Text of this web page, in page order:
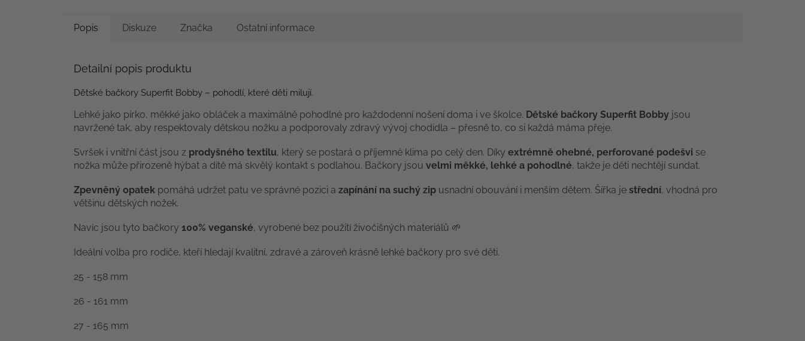
Popis Diskuze Značka Ostatní informace
Detailní popis produktu
Dětské bačkory Superfit Bobby – pohodlí, které děti milují.
Lehké jako pírko, měkké jako obláček a maximálně pohodlné pro každodenní nošení doma i ve školce. Dětské bačkory Superfit Bobby jsou
navržené tak, aby respektovaly dětskou nožku a podporovaly zdravý vývoj chodidla – přesně to, co si každá máma přeje.
Svršek i vnitřní část jsou z prodyšného textilu, který se postará o příjemné klima po celý den. Díky extrémně ohebné, perforované podešvi se
nožka může přirozeně hýbat a dítě má skvělý kontakt s podlahou. Bačkory jsou velmi měkké, lehké a pohodlné, takže je děti nechtějí sundat.
Zpevněný opatek pomáhá udržet patu ve správné pozici a zapínání na suchý zip usnadní obouvání i menším dětem. Šířka je střední, vhodná pro
většinu dětských nožek.
Navíc jsou tyto bačkory 100% veganské, vyrobené bez použití živočišných materiálů 🌱
Ideální volba pro rodiče, kteří hledají kvalitní, zdravé a zároveň krásně lehké bačkory pro své děti.
25 - 158 mm
26 - 161 mm
27 - 165 mm